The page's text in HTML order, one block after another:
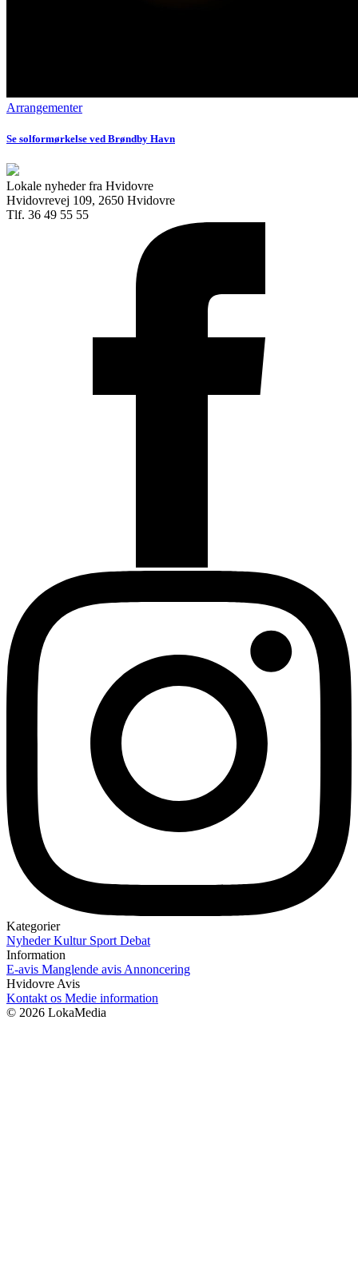
Arrangementer
Se solformørkelse ved Brøndby Havn
Lokale nyheder fra Hvidovre
Hvidovrevej 109, 2650 Hvidovre
Tlf. 36 49 55 55
Kategorier
NyhederKultur Sport Debat
Information
E-avis Manglende avis Annoncering
Hvidovre Avis
Kontakt os Medie information
© 2026 LokaMedia